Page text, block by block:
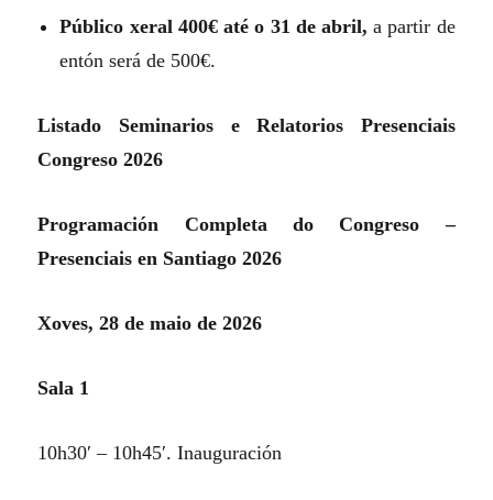
Público xeral 400€ até o 31 de abril, a partir de
entón será de 500€.
Listado Seminarios e Relatorios Presenciais
Congreso 2026
Programación Completa do Congreso –
Presenciais en Santiago 2026
Xoves, 28 de maio de 2026
Sala 1
10h30′ – 10h45′. Inauguración